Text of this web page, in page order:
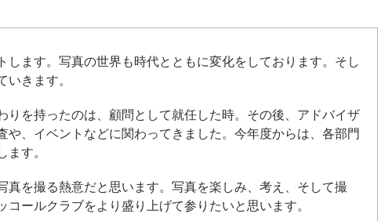
します。写真の世界も時代とともに変化をしております。そし
きます。
りを持ったのは、顧問として就任した時。その後、アドバイザ
や、イベントなどに関わってきました。今年度からは、各部門
す。
真を撮る熱意だと思います。写真を楽しみ、考え、そして撮
ールクラブをより盛り上げて参りたいと思います。